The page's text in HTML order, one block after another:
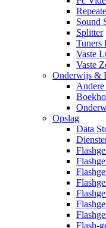
Sound
Splitter
Tuners
Vaste
Vaste
Onderwijs &
Opslag
Data
Flash-